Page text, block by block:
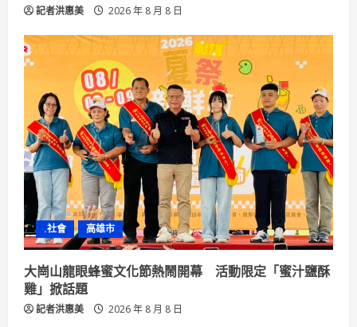
記者洪惠美 2026 年 8 月 8 日
.社會 高雄市
大崗山龍眼蜂蜜文化節熱鬧開幕 活動限定「蜜汁鹽酥
雞」掀話題
記者洪惠美 2026 年 8 月 8 日